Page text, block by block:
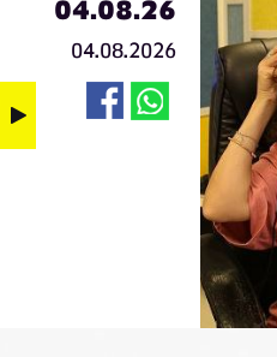
04.08.26
04.08.2026